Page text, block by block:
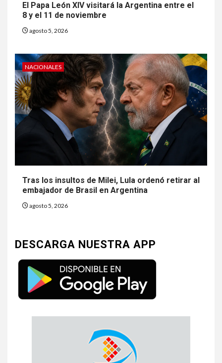
El Papa León XIV visitará la Argentina entre el
8 y el 11 de noviembre
agosto 5, 2026
NACIONALES
Tras los insultos de Milei, Lula ordenó retirar al
embajador de Brasil en Argentina
agosto 5, 2026
DESCARGA NUESTRA APP